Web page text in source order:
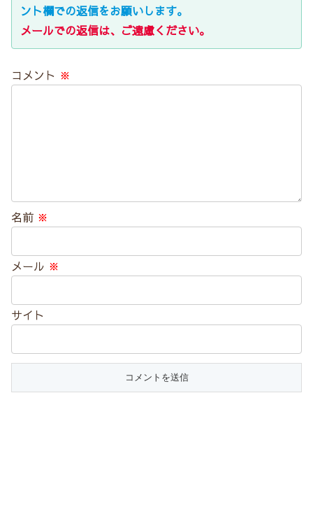
ント欄での返信をお願いします。
メールでの返信は、ご遠慮ください。
コメント ※
名前 ※
メール ※
サイト